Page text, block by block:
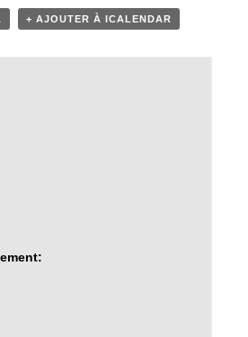
+ AJOUTER À ICALENDAR